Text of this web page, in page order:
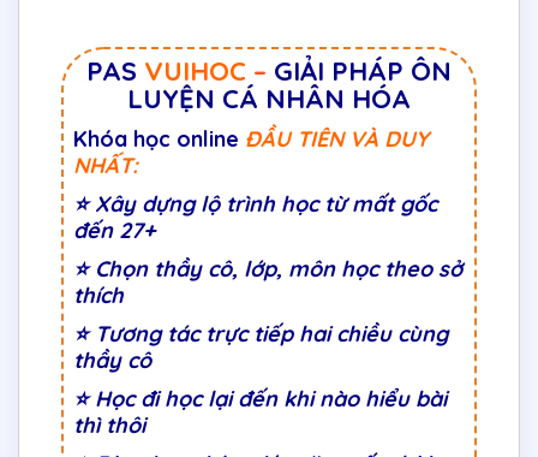
PAS VUIHOC – GIẢI PHÁP ÔN
LUYỆN CÁ NHÂN HÓA
Khóa học online ĐẦU TIÊN VÀ DUY
NHẤT:
⭐Xây dựng lộ trình học từ mất gốc
đến 27+
⭐ Chọn thầy cô, lớp, môn học theo sở
thích
⭐ Tương tác trực tiếp hai chiều cùng
thầy cô
⭐ Học đi học lại đến khi nào hiểu bài
thì thôi